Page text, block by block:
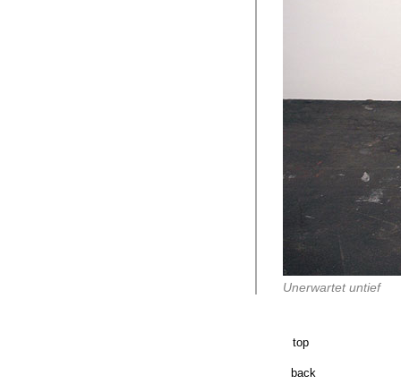
Unerwartet untief
top.......
back